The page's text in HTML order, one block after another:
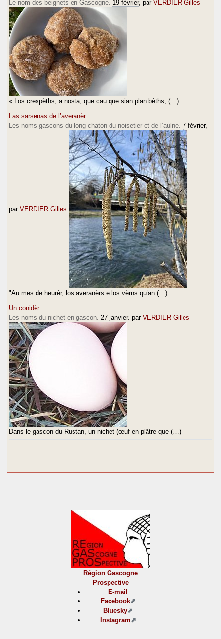
Le nom des beignets en Gascogne. 19 février, par VERDIER Gilles
« Los crespèths, a nosta, que cau que sian plan bèths, (…)
Las sarsenas de l’averanèr...
Les noms gascons du long chaton du noisetier et de l’aulne. 7 février,
par VERDIER Gilles
"Au mes de heurèr, los averanèrs e los vèrns qu’an (…)
Un conidèr.
Les noms du nichet en gascon. 27 janvier, par VERDIER Gilles
Dans le gascon du Rustan, un nichet (œuf en plâtre que (…)
Région Gascogne
Prospective
E-mail
Facebook
Bluesky
Instagram